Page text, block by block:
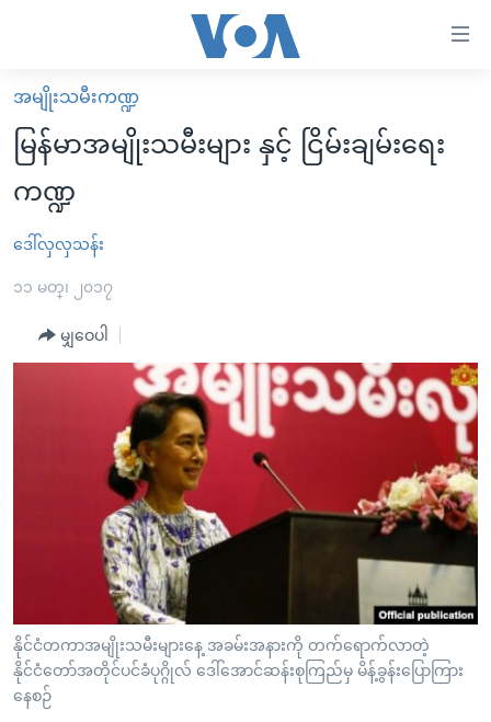
လွယ်ကူ
စေ
များ
ပင်မ
ကြည့်
ရန်
ရှာဖွေ
မူလစာမျက်နှာ
မြန်မာ
ကမ္ဘာ့သတင်းများ
နိုင်ငံတကာ
အစ္စရေး-ပါလက်စတိုင်း
ဗွီဒီယို
အင်္ဂလိပ်စာလေ့လာမယ်
အမေရိကန်သုံးအီဒီယံ
မကြေးမုံရဲ့ အင်္ဂလိပ်စာ
ရုပ်ရှင်ထဲက အင်္ဂလိပ်စာ
သုတပဒေသာ အင်္ဂလိပ်စာ
အပတ်စဉ်ကဏ္ဍများ
ရေဒီယိုနှင့်ရုပ်သံ အချက်အလက်များ
ရေဒီယို/တီဗွီအစီအစဉ်
Learning English
ဗွီအိုအေ လူမှုကွန်ယက်များ
ဘာသာစကားများ
အမျိုးသမီးကဏ္ဍ
မြန်မာအမျိုးသမီးများ နှင့် ငြိမ်းချမ်းရေး
ကဏ္ဍ
ဒေါ်လှလှသန်း
၁၁ မတ္၊ ၂၀၁၇
မျှဝေပါ
နိုင်ငံတကာအမျိုးသမီးများနေ့ အခမ်းအနားကို တက်ရောက်လာတဲ့
နိုင်ငံတော်အတိုင်ပင်ခံပုဂ္ဂိုလ် ဒေါ်အောင်ဆန်းစုကြည်မှ မိန့်ခွန်းပြောကြား
နေစဉ်